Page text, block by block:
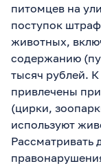
питомцев на
поступок
животных,
содержанию
тысяч рублей.
привлечены
(цирки,
используют
Рассматривать